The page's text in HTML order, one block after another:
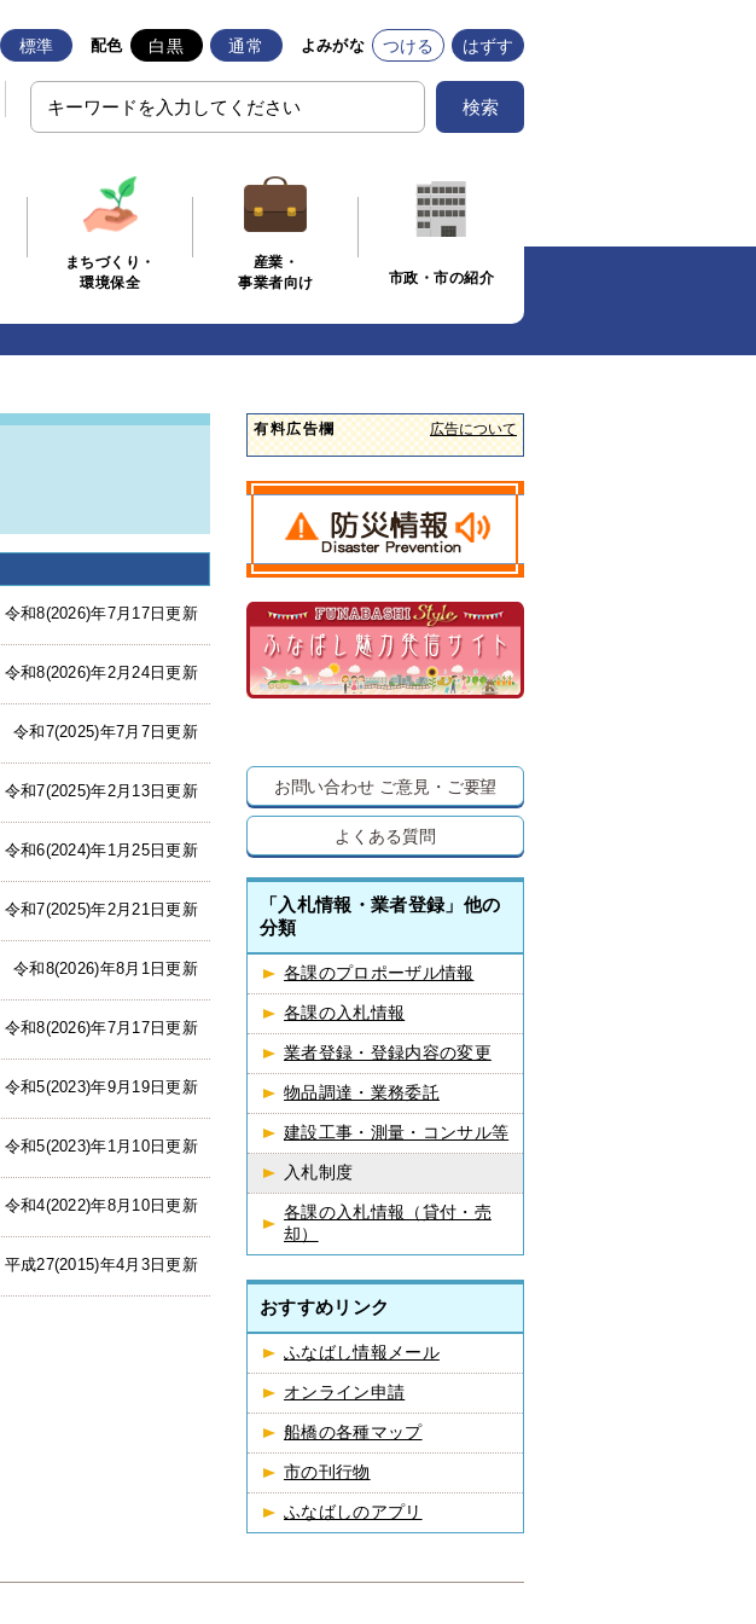
標準 配色 白黒 通常 よみがな つける はずす
検索
まちづくり・
環境保全
産業・
事業者向け
市政・市の紹介
令和8(2026)年7月17日更新
令和8(2026)年2月24日更新
令和7(2025)年7月7日更新
令和7(2025)年2月13日更新
令和6(2024)年1月25日更新
令和7(2025)年2月21日更新
令和8(2026)年8月1日更新
令和8(2026)年7月17日更新
令和5(2023)年9月19日更新
令和5(2023)年1月10日更新
令和4(2022)年8月10日更新
平成27(2015)年4月3日更新
有料広告欄 広告について
お問い合わせ ご意見・ご要望
よくある質問
「入札情報・業者登録」他の
分類
各課のプロポーザル情報
各課の入札情報
業者登録・登録内容の変更
物品調達・業務委託
建設工事・測量・コンサル等
入札制度
各課の入札情報（貸付・売
却）
おすすめリンク
ふなばし情報メール
オンライン申請
船橋の各種マップ
市の刊行物
ふなばしのアプリ